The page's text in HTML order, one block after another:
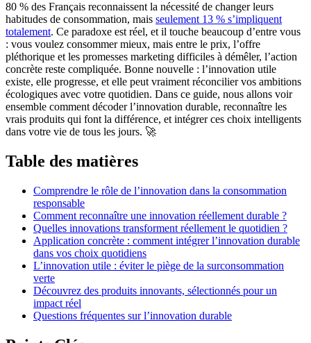
80 % des Français reconnaissent la nécessité de changer leurs
habitudes de consommation, mais seulement 13 % s’impliquent
totalement. Ce paradoxe est réel, et il touche beaucoup d’entre vous
: vous voulez consommer mieux, mais entre le prix, l’offre
pléthorique et les promesses marketing difficiles à démêler, l’action
concrète reste compliquée. Bonne nouvelle : l’innovation utile
existe, elle progresse, et elle peut vraiment réconcilier vos ambitions
écologiques avec votre quotidien. Dans ce guide, nous allons voir
ensemble comment décoder l’innovation durable, reconnaître les
vrais produits qui font la différence, et intégrer ces choix intelligents
dans votre vie de tous les jours. 🚀
Table des matières
Comprendre le rôle de l’innovation dans la consommation
responsable
Comment reconnaître une innovation réellement durable ?
Quelles innovations transforment réellement le quotidien ?
Application concrète : comment intégrer l’innovation durable
dans vos choix quotidiens
L’innovation utile : éviter le piège de la surconsommation
verte
Découvrez des produits innovants, sélectionnés pour un
impact réel
Questions fréquentes sur l’innovation durable